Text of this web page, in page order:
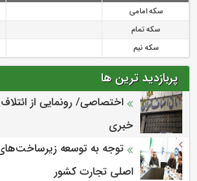
سکه امامی
سکه تمام
سکه نیم
پربازدید ترین ها
اختصاصی/ رونمایی از
خبری
توجه به توسعه
اصلی تجارت کشور